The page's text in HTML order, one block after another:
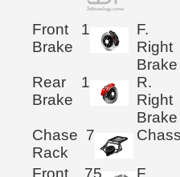
Front
Brake
1
F.
Right
Brake
Rear
Brake
1
R.
Right
Brake
Chase
Rack
7
Front 75 F.